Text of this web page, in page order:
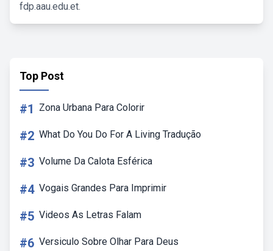
fdp.aau.edu.et.
Top Post
#1 Zona Urbana Para Colorir
#2 What Do You Do For A Living Tradução
#3 Volume Da Calota Esférica
#4 Vogais Grandes Para Imprimir
#5 Videos As Letras Falam
#6 Versiculo Sobre Olhar Para Deus